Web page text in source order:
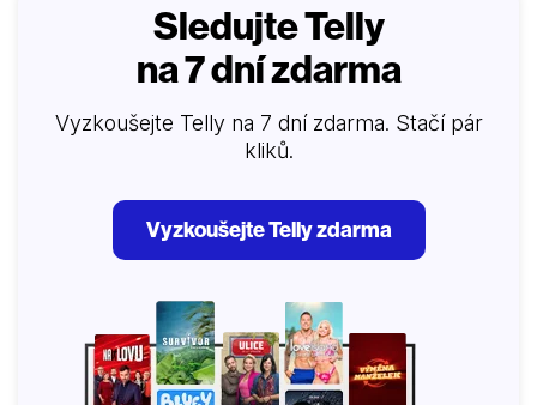
Sledujte Telly
na 7 dní zdarma
Vyzkoušejte Telly na 7 dní zdarma. Stačí pár
kliků.
Vyzkoušejte Telly zdarma